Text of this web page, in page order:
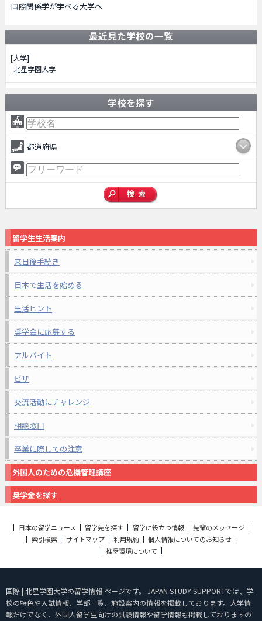
国際関係学が学べる大学へ
最近見た学校の一覧
[大学]
北星学園大学
学校を探す
都道府県
留学生生活案内
来日後手続き
日本で生活を始める
生活ヒント
奨学金に応募する
アルバイト
ビザ
交流活動にチャレンジ
相談窓口
卒業に際しての注意
外国人のための危機管理講座
奨学金を探す
日本の留学ニュース 留学先を探す 留学に役立つ情報
先輩のメッセージ
索引検索
サイトマップ 利用規約
個人情報についてのお知らせ
推奨環境について
国際 | 北星学園大学の留学情報 ページです。 JAPAN STUDY SUPPORTでは、学
校の特色や入試情報、学部一覧、施設案内の情報を掲載しております。大学情
報だけでなく、外国人留学生向けの試験情報や留学情報も掲載しておりますの